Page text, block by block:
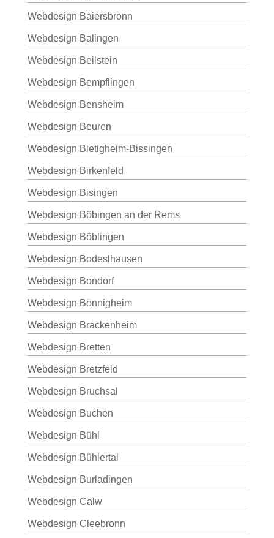
Webdesign Baiersbronn
Webdesign Balingen
Webdesign Beilstein
Webdesign Bempflingen
Webdesign Bensheim
Webdesign Beuren
Webdesign Bietigheim-Bissingen
Webdesign Birkenfeld
Webdesign Bisingen
Webdesign Böbingen an der Rems
Webdesign Böblingen
Webdesign Bodeslhausen
Webdesign Bondorf
Webdesign Bönnigheim
Webdesign Brackenheim
Webdesign Bretten
Webdesign Bretzfeld
Webdesign Bruchsal
Webdesign Buchen
Webdesign Bühl
Webdesign Bühlertal
Webdesign Burladingen
Webdesign Calw
Webdesign Cleebronn